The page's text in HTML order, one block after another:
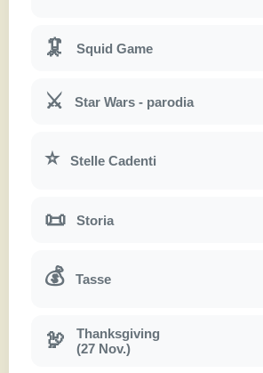
🦑 Squid Game
⚔ Star Wars - parodia
⭐ Stelle Cadenti
📜 Storia
💰 Tasse
🦃
Thanksgiving
(27 Nov.)